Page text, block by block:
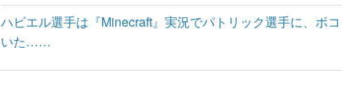
ハビエル選手は『Minecraft』実況でパトリック選手に、ボ
いた……